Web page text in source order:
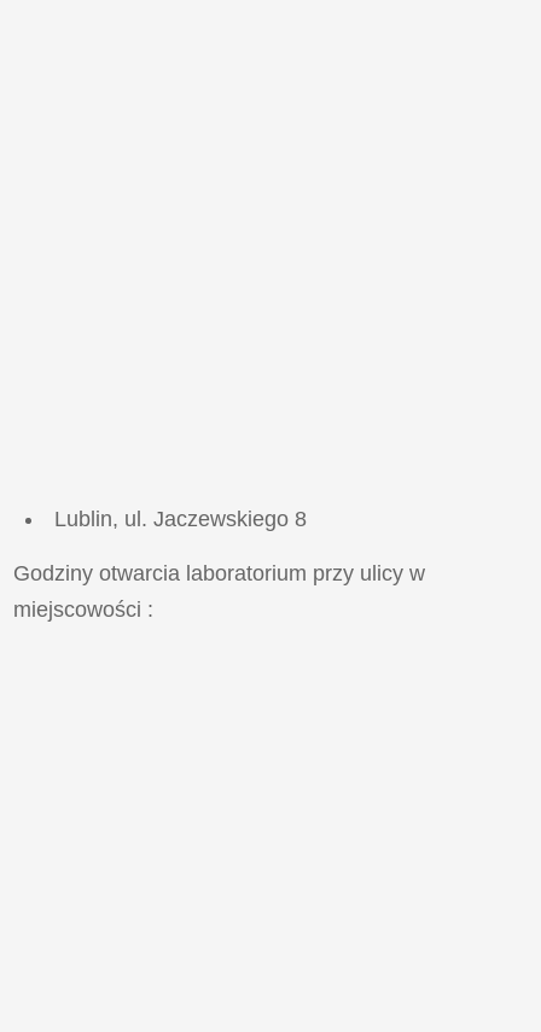
Lublin, ul. Jaczewskiego 8
Godziny otwarcia laboratorium przy ulicyw
miejscowości :